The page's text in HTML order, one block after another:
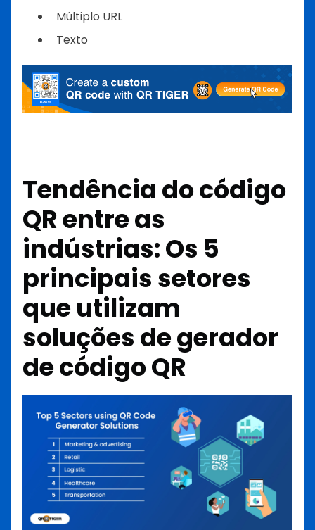
Múltiplo URL
Texto
Tendência do código
QR entre as
indústrias: Os 5
principais setores
que utilizam
soluções de gerador
de código QR